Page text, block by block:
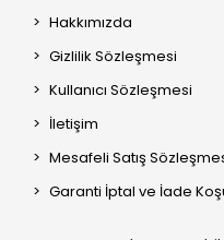
Hakkımızda
Gizlilik Sözleşmesi
Kullanıcı Sözleşmesi
İletişim
Mesafeli Satış
Garanti İptal ve İade